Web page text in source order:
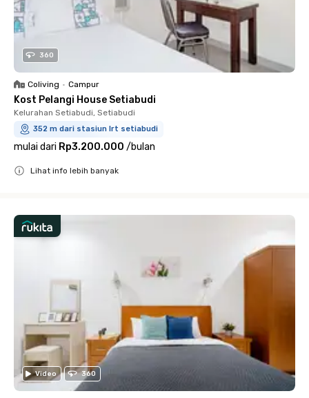
360
Coliving • Campur
Kost Pelangi House Setiabudi
Kelurahan Setiabudi, Setiabudi
352 m dari stasiun lrt setiabudi
mulai dari Rp3.200.000 /bulan
Lihat info lebih banyak
Video 360